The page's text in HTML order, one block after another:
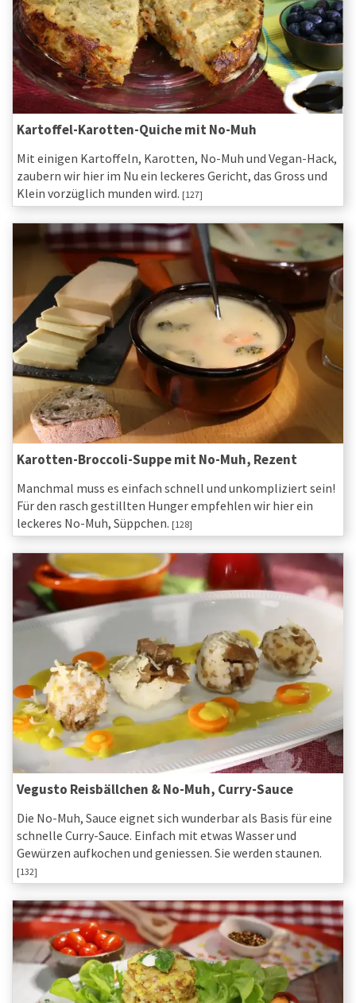
Kartoffel-Karotten-Quiche mit No-Muh
Mit einigen Kartoffeln, Karotten, No-Muh und Vegan-Hack,
zaubern wir hier im Nu ein leckeres Gericht, das Gross und
Klein vorzüglich munden wird. [127]
Karotten-Broccoli-Suppe mit No-Muh, Rezent
Manchmal muss es einfach schnell und unkompliziert sein!
Für den rasch gestillten Hunger empfehlen wir hier ein
leckeres No-Muh, Süppchen. [128]
Vegusto Reisbällchen & No-Muh, Curry-Sauce
Die No-Muh, Sauce eignet sich wunderbar als Basis für eine
schnelle Curry-Sauce. Einfach mit etwas Wasser und
Gewürzen aufkochen und geniessen. Sie werden staunen.
[132]